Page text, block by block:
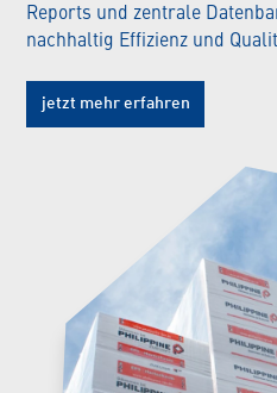
Reports und zentrale
nachhaltig Effizienz und
jetzt mehr erfahren